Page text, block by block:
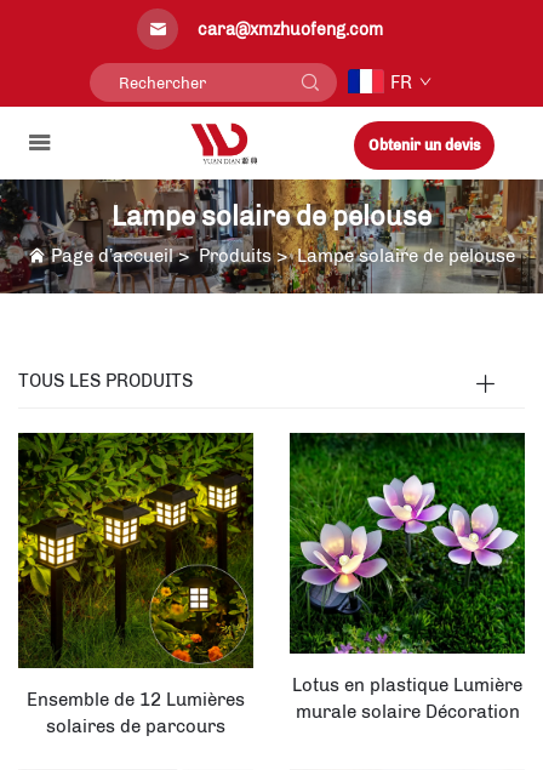
cara@xmzhuofeng.com
FR
Obtenir un devis
Lampe solaire de pelouse
Page d’accueil>Produits>Lampe solaire de pelouse
TOUS LES PRODUITS
Ensemble de 12 Lumières
solaires de parcours
Lotus en plastique Lumière
murale solaire Décoration
chemin